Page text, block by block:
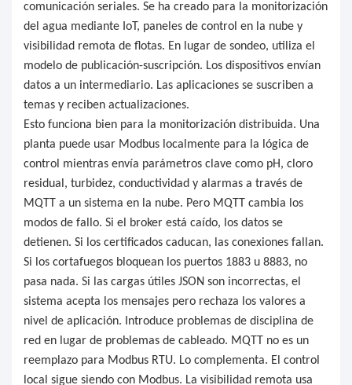
comunicación seriales. Se ha creado para la monitorización
del agua mediante IoT, paneles de control en la nube y
visibilidad remota de flotas. En lugar de sondeo, utiliza el
modelo de publicación-suscripción. Los dispositivos envían
datos a un intermediario. Las aplicaciones se suscriben a
temas y reciben actualizaciones.
Esto funciona bien para la monitorización distribuida. Una
planta puede usar Modbus localmente para la lógica de
control mientras envía parámetros clave como pH, cloro
residual, turbidez, conductividad y alarmas a través de
MQTT a un sistema en la nube. Pero MQTT cambia los
modos de fallo. Si el broker está caído, los datos se
detienen. Si los certificados caducan, las conexiones fallan.
Si los cortafuegos bloquean los puertos 1883 u 8883, no
pasa nada. Si las cargas útiles JSON son incorrectas, el
sistema acepta los mensajes pero rechaza los valores a
nivel de aplicación. Introduce problemas de disciplina de
red en lugar de problemas de cableado. MQTT no es un
reemplazo para Modbus RTU. Lo complementa. El control
local sigue siendo con Modbus. La visibilidad remota usa